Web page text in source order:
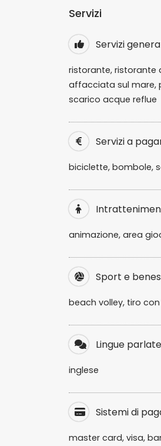
Servizi
Servizi
ristorante, ristorante
affacciata sul mare,
scarico acque reflue
Servizi a
biciclette, bombole,
animazione, area
Sport e
beach volley, tiro
Lingue parlate
inglese
Sistemi di
master card, visa,